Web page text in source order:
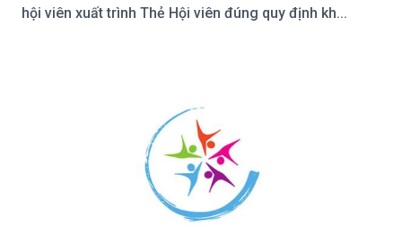
hội viên xuất trình Thẻ Hội viên đúng quy định kh...